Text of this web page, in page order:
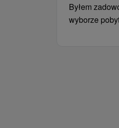
Byłem
wyborze